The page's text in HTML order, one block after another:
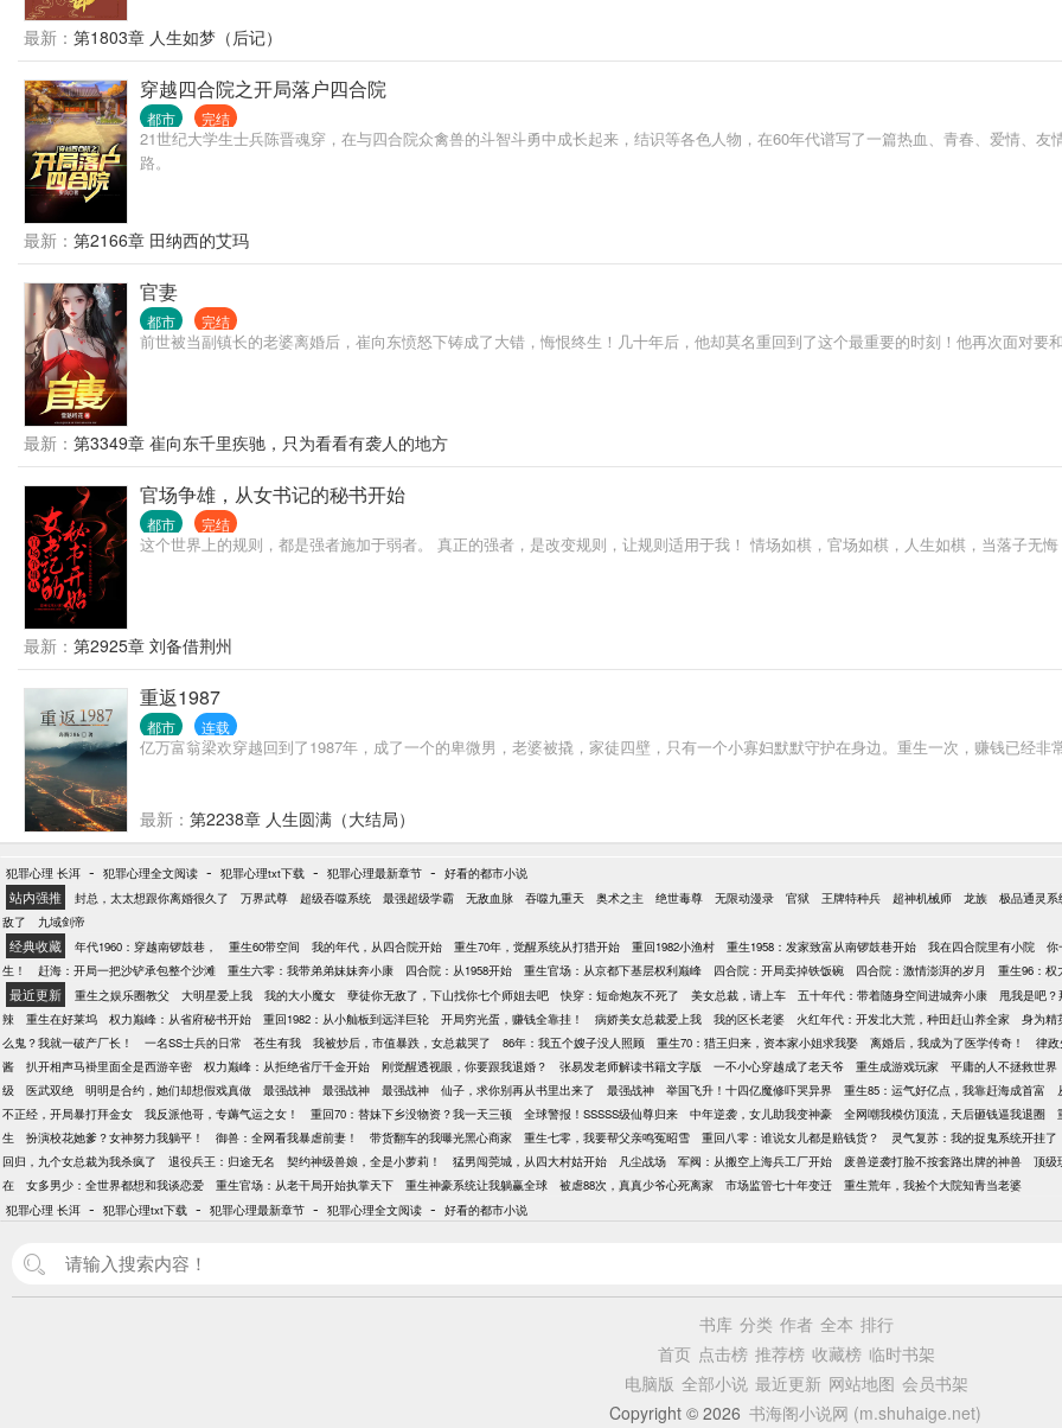
最新： 第1803章 人生如梦（后记）
穿越四合院之开局落户四合院
都市 完结
21世纪大学生士兵陈晋魂穿，在与四合院众禽兽的斗智斗勇中成长起来，结识等各色人物，在60年代谱写了一篇热血、青春、爱情、
路。
最新： 第2166章 田纳西的艾玛
官妻
都市 完结
前世被当副镇长的老婆离婚后，崔向东愤怒下铸成了大错，悔恨终生！几十年后，他却莫名重回到了这个最重要的时刻！他再次面对要
最新： 第3349章 崔向东千里疾驰，只为看看有袭人的地方
官场争雄，从女书记的秘书开始
都市 完结
这个世界上的规则，都是强者施加于弱者。 真正的强者，是改变规则，让规则适用于我！ 情场如棋，官场如棋，人生如棋，当落子无
最新： 第2925章 刘备借荆州
重返1987
都市 连载
亿万富翁梁欢穿越回到了1987年，成了一个的卑微男，老婆被撬，家徒四壁，只有一个小寡妇默默守护在身边。重生一次，赚钱已经
最新： 第2238章 人生圆满（大结局）
犯罪心理 长洱 - 犯罪心理全文阅读 - 犯罪心理txt下载 - 犯罪心理最新章节 - 好看的都市小说
站内强推 封总，太太想跟你离婚很久了 万界武尊 超级吞噬系统 最强超级学霸 无敌血脉 吞噬九重天 奥术之主 绝世毒尊 无限动漫录 官狱 王牌特种兵 超神机械师 龙族
极品通灵系
敌了
九域剑帝
经典收藏 年代1960：穿越南锣鼓巷， 重生60带空间 我的年代，从四合院开始 重生70年，觉醒系统从打猎开始 重回1982小渔村 重生1958：发家致富从南锣鼓巷开始 我在四合院里有小院
你
生！
赶海：开局一把沙铲承包整个沙滩 重生六零：我带弟弟妹妹奔小康 四合院：从1958开始 重生官场：从京都下基层权利巅峰 四合院：开局卖掉铁饭碗 四合院：激情澎湃的岁月 重生96：权
最近更新 重生之娱乐圈教父 大明星爱上我 我的大小魔女 孽徒你无敌了，下山找你七个师姐去吧 快穿：短命炮灰不死了 美女总裁，请上车 五十年代：带着随身空间进城奔小康
甩我是吧
辣
重生在好莱坞 权力巅峰：从省府秘书开始 重回1982：从小舢板到远洋巨轮 开局穷光蛋，赚钱全靠挂！ 病娇美女总裁爱上我 我的区长老婆 火红年代：开发北大荒，种田赶山养全家
身为精
么鬼？我就一破产厂长！
一名SS士兵的日常 苍生有我 我被炒后，市值暴跌，女总裁哭了 86年：我五个嫂子没人照顾 重生70：猎王归来，资本家小姐求我娶 离婚后，我成为了医学传奇！
律
酱
扒开相声马褂里面全是西游辛密 权力巅峰：从拒绝省厅千金开始 刚觉醒透视眼，你要跟我退婚？ 张易发老师解读书籍文字版 一不小心穿越成了老天爷 重生成游戏玩家
平庸的人不拯救世界
级
医武双绝 明明是合约，她们却想假戏真做 最强战神 最强战神 最强战神 仙子，求你别再从书里出来了 最强战神 举国飞升！十四亿魔修吓哭异界 重生85：运气好亿点，我靠赶海成首富
不正经，开局暴打拜金女
我反派他哥，专薅气运之女！ 重回70：替妹下乡没物资？我一天三顿 全球警报！SSSSS级仙尊归来 中年逆袭，女儿助我变神豪 全网嘲我模仿顶流，天后砸钱逼我退圈
生
扮演校花她爹？女神努力我躺平！ 御兽：全网看我暴虐前妻！ 带货翻车的我曝光黑心商家 重生七零，我要帮父亲鸣冤昭雪 重回八零：谁说女儿都是赔钱货？
灵气复苏：我的捉鬼系统开挂了
回归，九个女总裁为我杀疯了
退役兵王：归途无名 契约神级兽娘，全是小萝莉！ 猛男闯莞城，从四大村姑开始 凡尘战场 军阀：从搬空上海兵工厂开始 废兽逆袭打脸不按套路出牌的神兽
顶级
在
女多男少：全世界都想和我谈恋爱 重生官场：从老干局开始执掌天下 重生神豪系统让我躺赢全球 被虐88次，真真少爷心死离家 市场监管七十年变迁
重生荒年，我捡个大院知青当老婆
犯罪心理 长洱 - 犯罪心理txt下载 - 犯罪心理最新章节 - 犯罪心理全文阅读 - 好看的都市小说
书库 分类 作者 全本 排行
首页 点击榜 推荐榜 收藏榜 临时书架
电脑版 全部小说 最近更新 网站地图 会员书架
Copyright © 2026 书海阁小说网 (m.shuhaige.net)